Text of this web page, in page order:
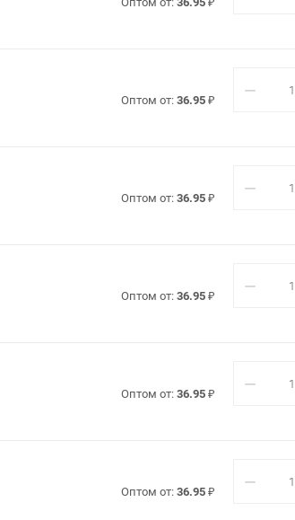
Оптом от: 36.95 ₽ −
Оптом от: 36.95 ₽ −
Оптом от: 36.95 ₽ −
Оптом от: 36.95 ₽ −
Оптом от: 36.95 ₽ −